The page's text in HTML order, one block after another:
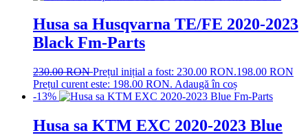
Husa sa Husqvarna TE/FE 2020-2023
Black Fm-Parts
230.00RONPrețul inițial a fost: 230.00 RON.198.00 RON
Prețul curent este: 198.00 RON. Adaugă în coș
-13%
Husa sa KTM EXC 2020-2023 Blue